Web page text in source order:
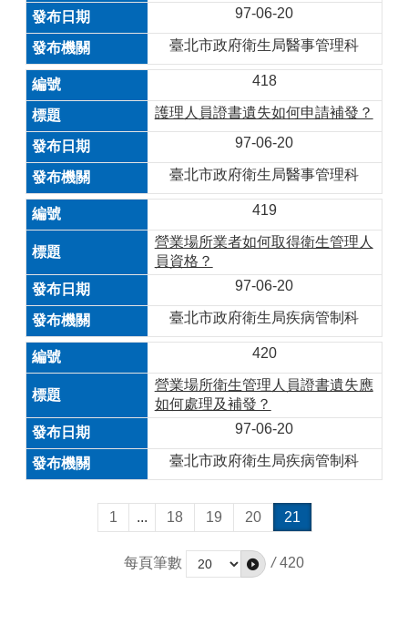
97-06-20
臺北市政府衛生局醫事管理科
418
護理人員證書遺失如何申請補發？
97-06-20
臺北市政府衛生局醫事管理科
419
營業場所業者如何取得衛生管理人
員資格？
97-06-20
臺北市政府衛生局疾病管制科
420
營業場所衛生管理人員證書遺失應
如何處理及補發？
97-06-20
臺北市政府衛生局疾病管制科
1 ... 18 19 20 21
每頁筆數 / 420